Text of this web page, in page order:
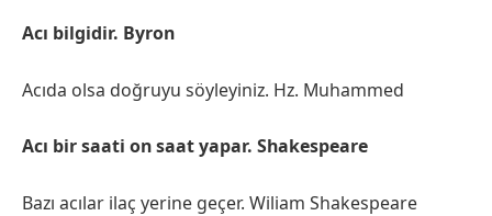
Acı bilgidir. Byron
Acıda olsa doğruyu söyleyiniz. Hz. Muhammed
Acı bir saati on saat yapar. Shakespeare
Bazı acılar ilaç yerine geçer. Wiliam Shakespeare